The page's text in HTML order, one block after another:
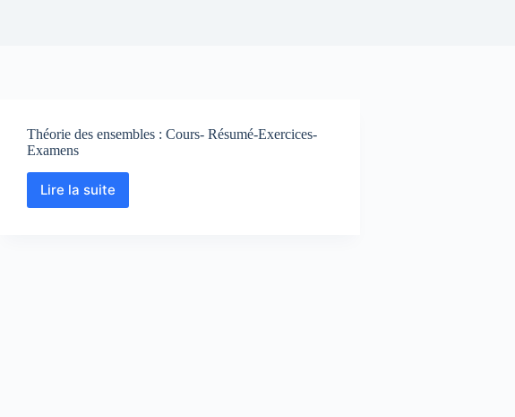
Théorie des ensembles : Cours- Résumé-Exercices-
Examens
Lire la suite
Théorie